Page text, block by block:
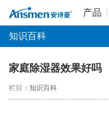
产品
知识百科
家庭除湿器效果好吗
栏目： 知识百科